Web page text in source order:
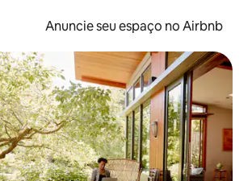
Anuncie seu espaço no Airbnb